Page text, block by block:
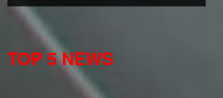
TOP 5 NEWS